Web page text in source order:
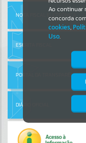
SERVIÇOS
PÁGINAS
NOTA FISCAL ELETRÔNICA
ESCRITA FISCAL
PORTAL DA TRANSPARÊNCIA
DIÁRIO OFICIAL
Ao continuar
concorda
cookies,
Uso.
Isto